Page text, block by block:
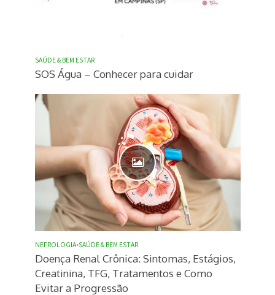
SAÚDE & BEM ESTAR
SOS Água – Conhecer para cuidar
NEFROLOGIA•SAÚDE & BEM ESTAR
Doença Renal Crônica: Sintomas, Estágios,
Creatinina, TFG, Tratamentos e Como
Evitar a Progressão